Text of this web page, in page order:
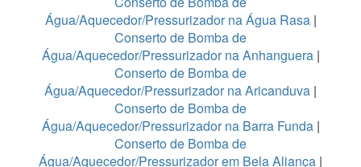
Água/Aquecedor/Pressurizador na Água Rasa |
Conserto de Bomba de
Água/Aquecedor/Pressurizador na Anhanguera|
Conserto de Bomba de
Água/Aquecedor/Pressurizador na Aricanduva |
Conserto de Bomba de
Água/Aquecedor/Pressurizador na Barra Funda |
Conserto de Bomba de
Água/Aquecedor/Pressurizador em Bela Aliança |